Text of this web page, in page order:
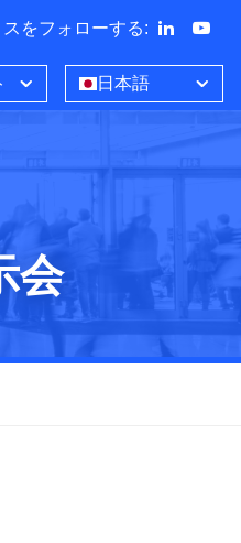
スをフォローする:
日本語
会